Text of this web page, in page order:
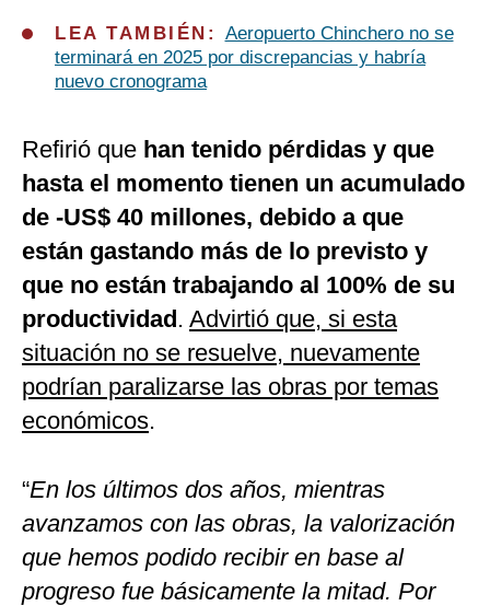
LEA TAMBIÉN: Aeropuerto Chinchero no se
terminará en 2025 por discrepancias y habría
nuevo cronograma
Refirió que han tenido pérdidas y que
hasta el momento tienen un acumulado
de -US$ 40 millones, debido a que
están gastando más de lo previsto y
que no están trabajando al 100% de su
productividad. Advirtió que, si esta
situación no se resuelve, nuevamente
podrían paralizarse las obras por temas
económicos.
“En los últimos dos años, mientras
avanzamos con las obras, la valorización
que hemos podido recibir en base al
progreso fue básicamente la mitad. Por